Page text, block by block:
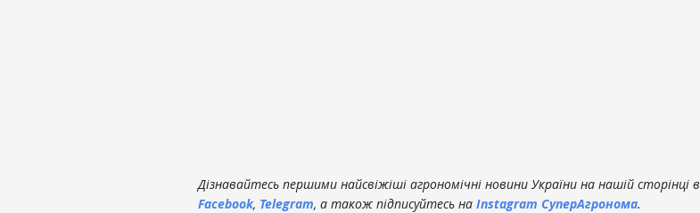
Дізнавайтесь першими найсвіжіші агрономічні новини України на нашій сторінці в
Facebook, Telegram, а також підписуйтесь на Instagram СуперАгронома.